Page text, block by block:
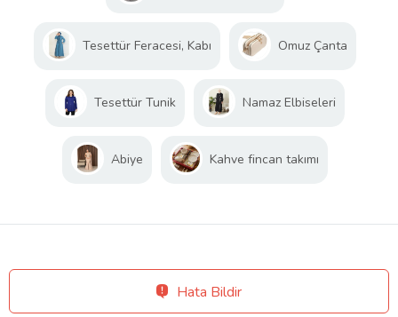
Tesettür Feracesi, Kabı Omuz Çanta
Tesettür Tunik Namaz Elbiseleri
Abiye Kahve fincan takımı
Hata Bildir